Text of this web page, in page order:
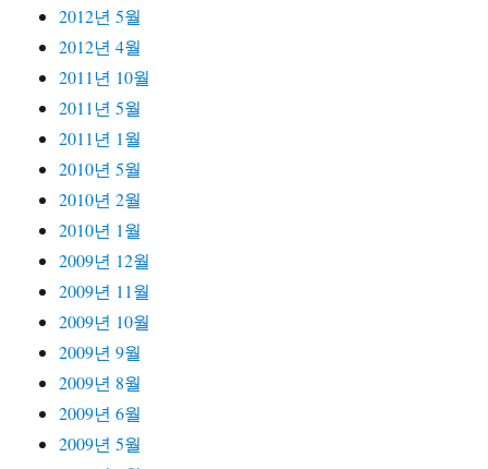
2012년 5월
2012년 4월
2011년 10월
2011년 5월
2011년 1월
2010년 5월
2010년 2월
2010년 1월
2009년 12월
2009년 11월
2009년 10월
2009년 9월
2009년 8월
2009년 6월
2009년 5월